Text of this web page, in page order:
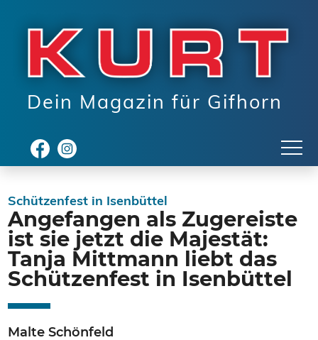
Dein Magazin für Gifhorn
Schützenfest in Isenbüttel
Angefangen als Zugereiste
ist sie jetzt die Majestät:
Tanja Mittmann liebt das
Schützenfest in Isenbüttel
Malte Schönfeld